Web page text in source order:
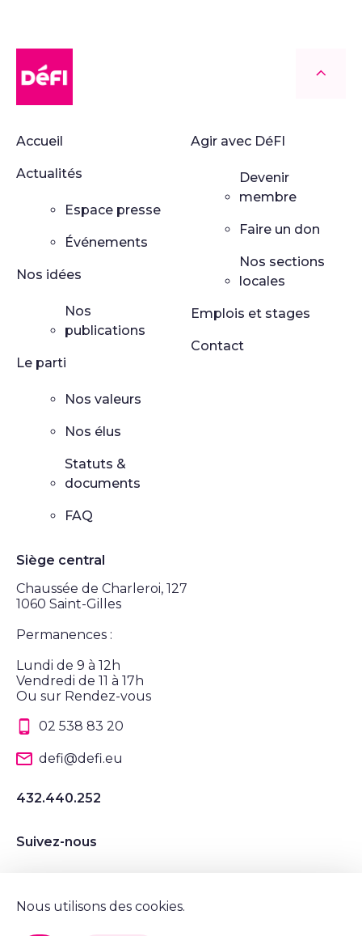
Accueil
Actualités
Espace presse
Événements
Nos idées
Nos
publications
Le parti
Nos valeurs
Nos élus
Statuts &
documents
FAQ
Agir avec DéFI
Devenir
membre
Faire un don
Nos sections
locales
Emplois et stages
Contact
Siège central
Chaussée de Charleroi, 127
1060 Saint-Gilles
Permanences :
Lundi de 9 à 12h
Vendredi de 11 à 17h
Ou sur Rendez-vous
02 538 83 20
defi@defi.eu
432.440.252
Suivez-nous
Nous utilisons des cookies.